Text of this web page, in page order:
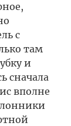
с
там
и
сначала
вполне